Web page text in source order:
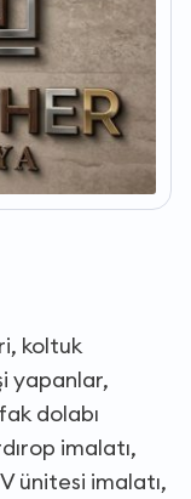
koltuk
yapanlar,
dolabı
imalatı,
ünitesi imalatı,